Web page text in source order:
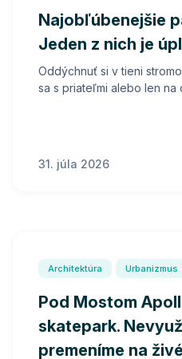
Najobľúbenejšie
Jeden z nich je
Oddýchnuť si v tieni
sa s priateľmi alebo len na
31. júla 2026
Architektúra Urbanizmus
Pod Mostom
skatepark.
premeníme na